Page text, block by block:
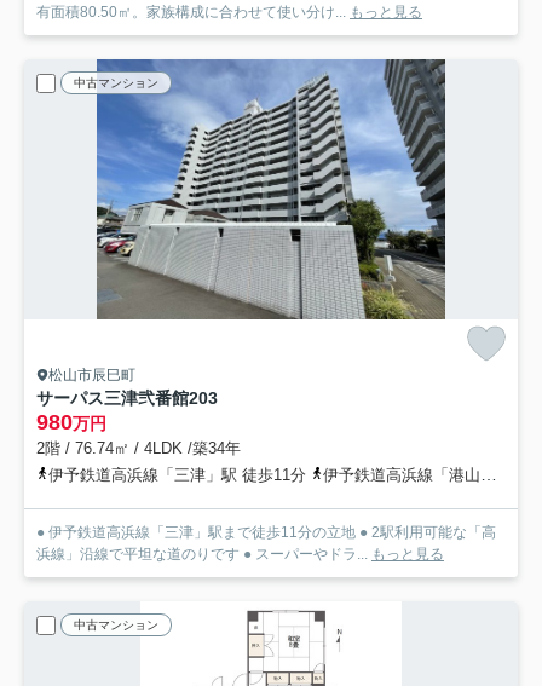
有面積80.50㎡。家族構成に合わせて使い分け... もっと見る
中古マンション
松山市辰巳町
サーパス三津弐番館203
980万円
2階 / 76.74㎡ / 4LDK /築34年
伊予鉄道高浜線「三津」駅 徒歩11分
伊予鉄道高浜線「港山」駅 徒歩12分
● 伊予鉄道高浜線「三津」駅まで徒歩11分の立地 ● 2駅利用可能な「高
浜線」沿線で平坦な道のりです ● スーパーやドラ... もっと見る
中古マンション